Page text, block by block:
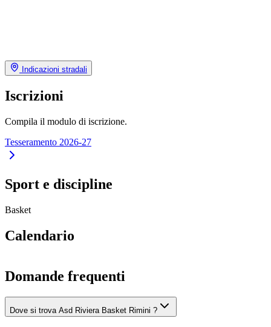
Indicazioni stradali
Iscrizioni
Compila il modulo di iscrizione.
Tesseramento 2026-27
Sport e discipline
Basket
Calendario
Domande frequenti
Dove si trova Asd Riviera Basket Rimini ?